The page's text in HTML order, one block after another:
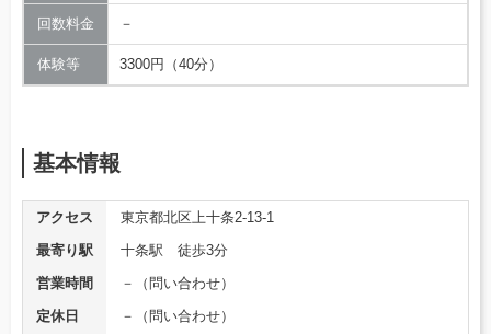
回数料金 －
体験等 3300円（40分）
基本情報
アクセス
東京都北区上十条2-13-1
最寄り駅
十条駅 徒歩3分
営業時間
－（問い合わせ）
定休日
－（問い合わせ）